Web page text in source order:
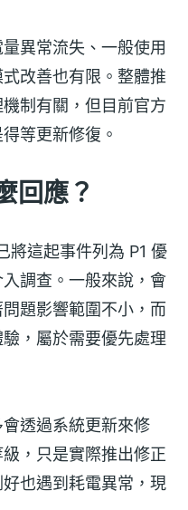
異常流失、一般使用
改善也有限。整體推
制有關，但目前官方
等更新修復。
回應？
將這起事件列為 P1 優
調查。一般來說，會
題影響範圍不小，而
，屬於需要優先處理
透過系統更新來修
，只是實際推出修正
也遇到耗電異常，現